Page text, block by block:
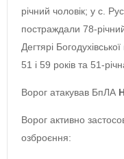
річний чоловік; у с.
постраждали 78-
Дегтярі
51 і 59 років та 51-
Ворог атакував БпЛА
Ворог активно
озброєння: